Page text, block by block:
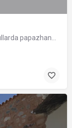
Gemlik Paşa Konağı Kültür Merkezi 1800'lü yıllarda papazhane olarak inşa ettirilen…